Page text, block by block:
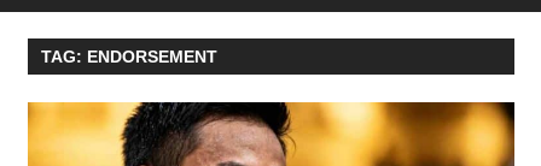
global
dalam
platform
TAG: ENDORSEMENT